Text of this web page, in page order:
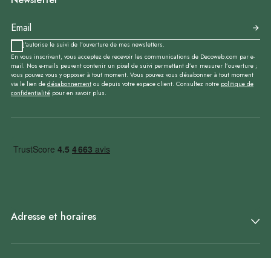
J'autorise le suivi de l'ouverture de mes newsletters.
En vous inscrivant, vous acceptez de recevoir les communications de Decoweb.com par e-
mail. Nos e-mails peuvent contenir un pixel de suivi permettant d’en mesurer l’ouverture ;
vous pouvez vous y opposer à tout moment. Vous pouvez vous désabonner à tout moment
via le lien de désabonnement ou depuis votre espace client. Consultez notre politique de
confidentialité pour en savoir plus.
Adresse et horaires